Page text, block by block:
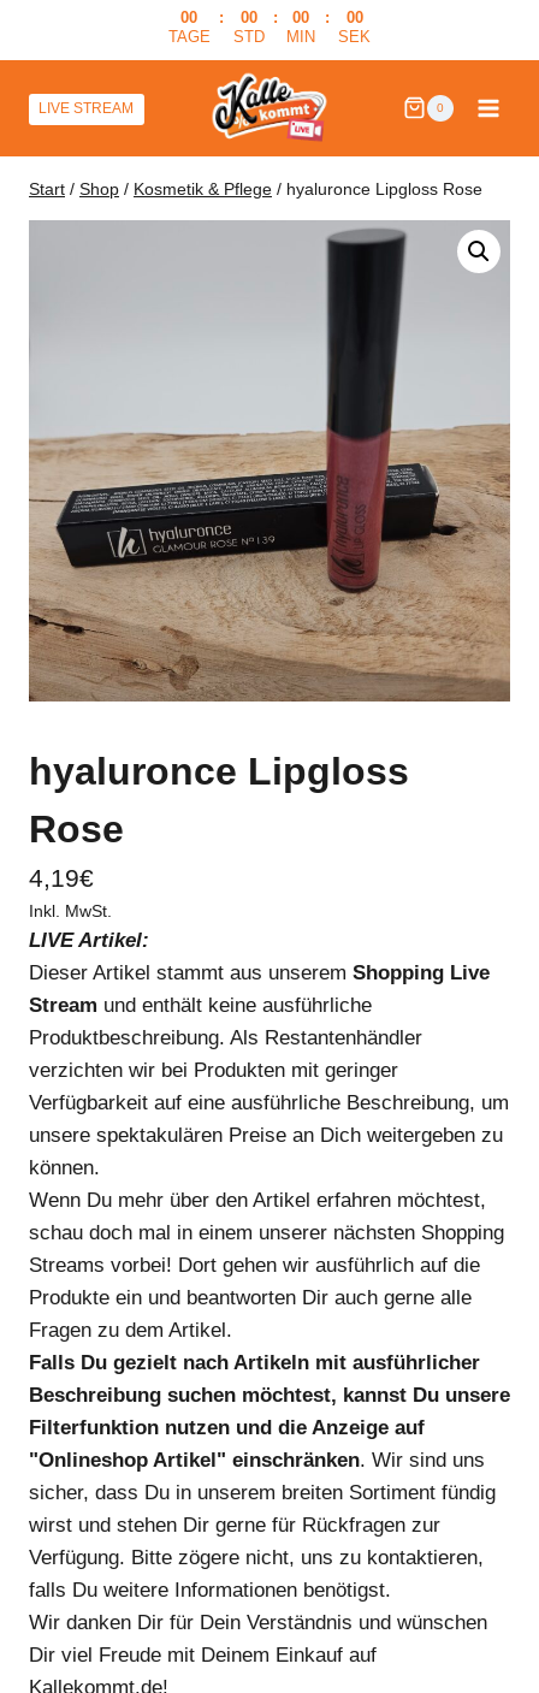
00
TAGE
:
00
STD
:
00
MIN
:
00
SEK
LIVE STREAM 0
Start / Shop / Kosmetik & Pflege / hyaluronce Lipgloss Rose
hyaluronce Lipgloss
Rose
4,19€
Inkl. MwSt.
LIVE Artikel:
Dieser Artikel stammt aus unserem Shopping Live
Stream und enthält keine ausführliche
Produktbeschreibung. Als Restantenhändler
verzichten wir bei Produkten mit geringer
Verfügbarkeit auf eine ausführliche Beschreibung, um
unsere spektakulären Preise an Dich weitergeben zu
können.
Wenn Du mehr über den Artikel erfahren möchtest,
schau doch mal in einem unserer nächsten Shopping
Streams vorbei! Dort gehen wir ausführlich auf die
Produkte ein und beantworten Dir auch gerne alle
Fragen zu dem Artikel.
Falls Du gezielt nach Artikeln mit ausführlicher
Beschreibung suchen möchtest, kannst Du unsere
Filterfunktion nutzen und die Anzeige auf
"Onlineshop Artikel" einschränken. Wir sind uns
sicher, dass Du in unserem breiten Sortiment fündig
wirst und stehen Dir gerne für Rückfragen zur
Verfügung. Bitte zögere nicht, uns zu kontaktieren,
falls Du weitere Informationen benötigst.
Wir danken Dir für Dein Verständnis und wünschen
Dir viel Freude mit Deinem Einkauf auf
Kallekommt.de!